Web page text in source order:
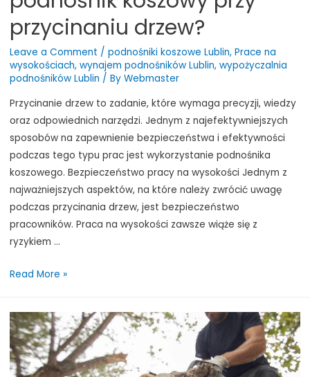
przycinaniu drzew?
Leave a Comment / podnośniki koszowe Lublin, Prace na
wysokościach, wynajem podnośników Lublin, wypożyczalnia
podnośników Lublin / By Webmaster
Przycinanie drzew to zadanie, które wymaga precyzji, wiedzy
oraz odpowiednich narzędzi. Jednym z najefektywniejszych
sposobów na zapewnienie bezpieczeństwa i efektywności
podczas tego typu prac jest wykorzystanie podnośnika
koszowego. Bezpieczeństwo pracy na wysokości Jednym z
najważniejszych aspektów, na które należy zwrócić uwagę
podczas przycinania drzew, jest bezpieczeństwo
pracowników. Praca na wysokości zawsze wiąże się z
ryzykiem …
Dlaczego
podnośnik
koszowy
przy
Read More »